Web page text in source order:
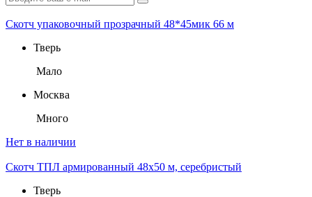
Скотч упаковочный прозрачный 48*45мик 66 м
Тверь
Мало
Москва
Много
Нет в наличии
Скотч ТПЛ армированный 48х50 м, серебристый
Тверь